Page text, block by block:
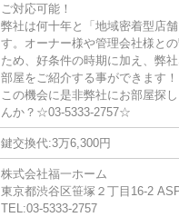
ご対応可能！
弊社は何十年と「地域密着型店
す。オーナー様や管理会社様と
ため、好条件の時期に加え、弊
部屋をご紹介する事ができます！
この機会に是非弊社にお部屋探
んか？☆03-5333-2757☆
鍵交換代:3万6,300円
株式会社福一ホーム
東京都渋谷区笹塚２丁目16-2
TEL:03-5333-2757